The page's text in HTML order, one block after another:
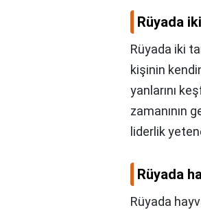
Rüyada
Rüyada iki
kişinin
yanlarını
zamanının
liderlik
Rüyada
Rüyada